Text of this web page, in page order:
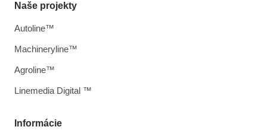
Informácie
Naše projekty
Autoline™
Machineryline™
Agroline™
Linemedia Digital ™